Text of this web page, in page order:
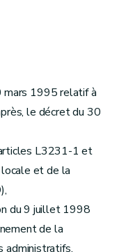
mars 1995 relatif à
le décret du 30
L3231-1 et
et de la
du 9 juillet 1998
de la
administratifs,